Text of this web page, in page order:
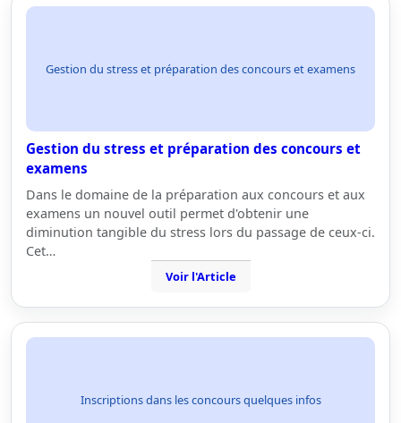
Gestion du stress et préparation des concours et examens
Gestion du stress et préparation des concours et
examens
Dans le domaine de la préparation aux concours et aux
examens un nouvel outil permet d'obtenir une
diminution tangible du stress lors du passage de ceux-ci.
Cet…
Voir l'Article
Inscriptions dans les concours quelques infos